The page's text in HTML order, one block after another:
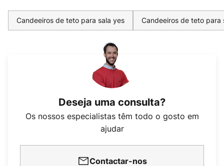
Candeeiros de teto para sala yes Candeeiros de teto para
Deseja uma consulta?
Os nossos especialistas têm todo o gosto em
ajudar
Contactar-nos